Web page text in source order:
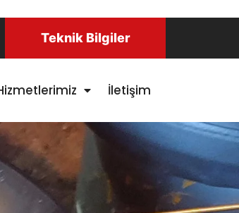
Teknik Bilgiler
İletişim